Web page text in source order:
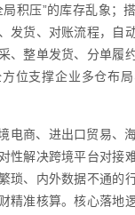
积压”的库存乱象；
发货、对账流程，自
、整单发货、分单履
位支撑企业多仓布
电商、进出口贸易、
性解决跨境平台对接
琐、内外数据不通的
精准核算。核心落地